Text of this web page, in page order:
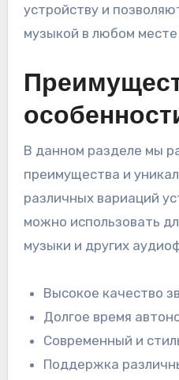
устройству и
музыкой в любом
В данном разделе мы
преимущества и
различных вариаций
можно использовать
музыки и других
Высокое качество
Долгое время
Современный и
Поддержка